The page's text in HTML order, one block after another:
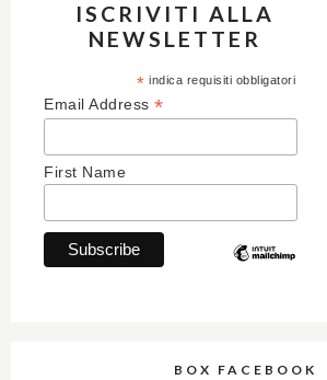
ISCRIVITI ALLA
NEWSLETTER
* indica requisiti obbligatori
Email Address *
First Name
BOX FACEBOOK